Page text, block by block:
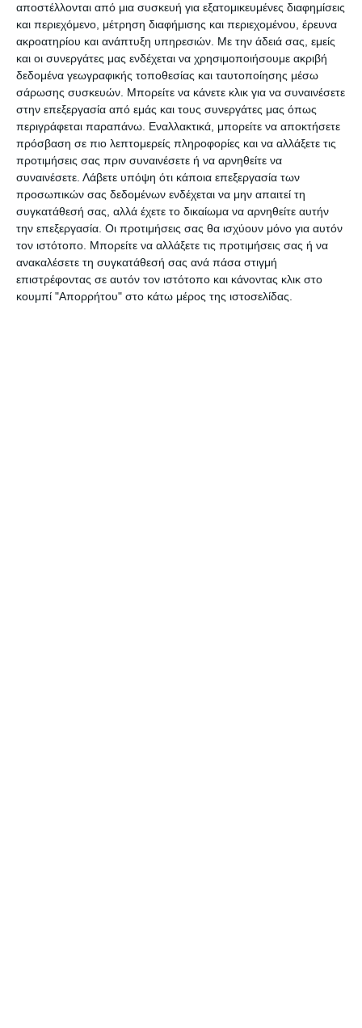
αποστέλλονται από μια συσκευή για εξατομικευμένες διαφημίσεις
και περιεχόμενο, μέτρηση διαφήμισης και περιεχομένου, έρευνα
ακροατηρίου και ανάπτυξη υπηρεσιών. Με την άδειά σας, εμείς
και οι συνεργάτες μας ενδέχεται να χρησιμοποιήσουμε ακριβή
δεδομένα γεωγραφικής τοποθεσίας και ταυτοποίησης μέσω
σάρωσης συσκευών. Μπορείτε να κάνετε κλικ για να συναινέσετε
στην επεξεργασία από εμάς και τους συνεργάτες μας όπως
περιγράφεται παραπάνω. Εναλλακτικά, μπορείτε να αποκτήσετε
πρόσβαση σε πιο λεπτομερείς πληροφορίες και να αλλάξετε τις
προτιμήσεις σας πριν συναινέσετε ή να αρνηθείτε να
συναινέσετε. Λάβετε υπόψη ότι κάποια επεξεργασία των
προσωπικών σας δεδομένων ενδέχεται να μην απαιτεί τη
συγκατάθεσή σας, αλλά έχετε το δικαίωμα να αρνηθείτε αυτήν
την επεξεργασία. Οι προτιμήσεις σας θα ισχύουν μόνο για αυτόν
τον ιστότοπο. Μπορείτε να αλλάξετε τις προτιμήσεις σας ή να
ανακαλέσετε τη συγκατάθεσή σας ανά πάσα στιγμή
επιστρέφοντας σε αυτόν τον ιστότοπο και κάνοντας κλικ στο
κουμπί "Απορρήτου" στο κάτω μέρος της ιστοσελίδας.
καθυστέρηση 90 ημερών και άνω),
β) δανειολήπτες με δάνεια σε
καθυστέρηση μεγαλύτερη των 90
ημερών, τα οποία θεωρούνται μη
εξυπηρετούμενα και
γ) δάνεια που έχουν καταγγελθεί.
Για καθεμία κατηγορία θα υπάρχουν
διαφορετικά κριτήρια ως προς την